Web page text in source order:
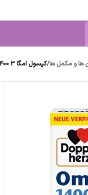
ها و مکمل ها/کپسول امگا 3 1400 و ویتامین E دوپل هرز آلمان 30عددی